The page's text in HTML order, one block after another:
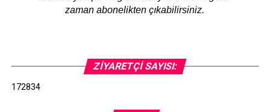
zaman abonelikten çıkabilirsiniz.
ZIYARETÇI SAYISI:
172834